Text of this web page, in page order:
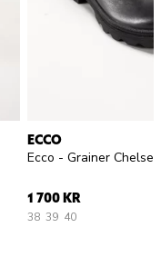
ECCO
1 700 KR
38 39 40